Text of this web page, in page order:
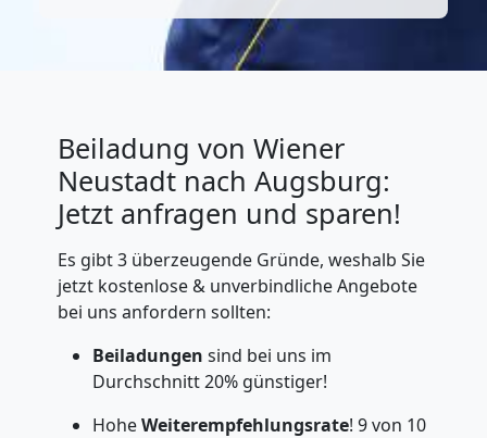
Beiladung von Wiener
Neustadt nach Augsburg:
Jetzt anfragen und sparen!
Es gibt 3 überzeugende Gründe, weshalb Sie
jetzt kostenlose & unverbindliche Angebote
bei uns anfordern sollten:
Beiladungen sind bei uns im
Durchschnitt 20% günstiger!
HoheWeiterempfehlungsrate! 9 von 10